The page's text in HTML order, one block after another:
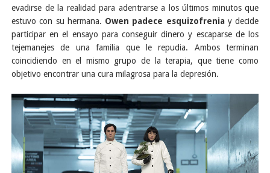
evadirse de la realidad para adentrarse a los últimos minutos que
estuvo con su hermana. Owen padece esquizofreniay decide
participar en el ensayo para conseguir dinero y escaparse de los
tejemanejes de una familia que le repudia. Ambos terminan
coincidiendo en el mismo grupo de la terapia, que tiene como
objetivo encontrar una cura milagrosa para la depresión.